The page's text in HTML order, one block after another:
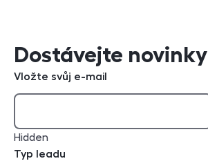
Dostávejte novinky
Vložte svůj e-mail
Hidden
Typ leadu